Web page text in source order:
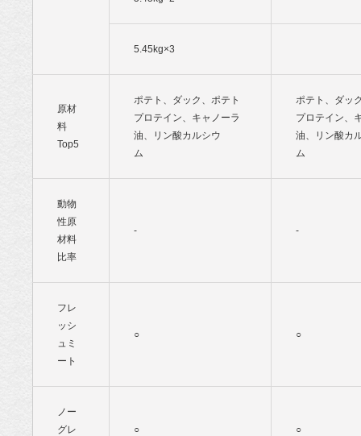
5.45kg×3
原材
料
Top5
ポテト、ダック、ポテト
プロテイン、キャノーラ
油、リン酸カルシウ
ム
ポテト、ダッ
プロテイン、
油、リン酸カ
ム
動物
性原
材料
比率
- -
フレ
ッシ
ュミ
ート
○ ○
ノー
グレ
○ ○